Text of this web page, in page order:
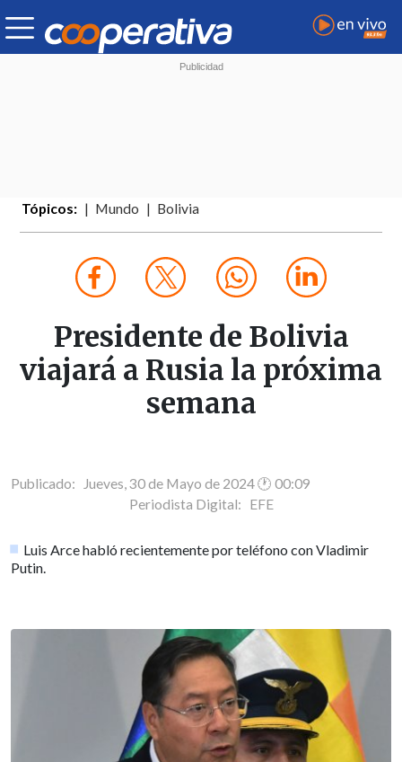
Tópicos: Mundo Bolivia
Presidente de Bolivia
viajará a Rusia la próxima
semana
Publicado: Jueves, 30 de Mayo de 2024 🕐 00:09
Periodista Digital: EFE
Luis Arce habló recientemente por teléfono con Vladimir
Putin.